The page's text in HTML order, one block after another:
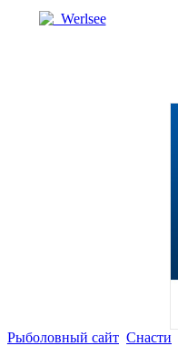
Werlsee
Рыболовный сайт Снасти